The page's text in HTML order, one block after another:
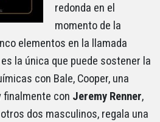
redonda en el
momento de la
elementos en la llamada
es la única que puede sostener la
con Bale, Cooper, una
finalmente con Jeremy Renner,
dos masculinos, regala una